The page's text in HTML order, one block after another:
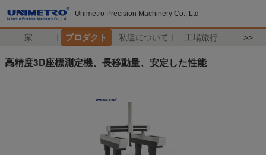
Unimetro Precision Machinery Co., Ltd
家 プロダクト 私達について 工場旅行 >>
高精度3D座標測定機、長移動量、安定した性能